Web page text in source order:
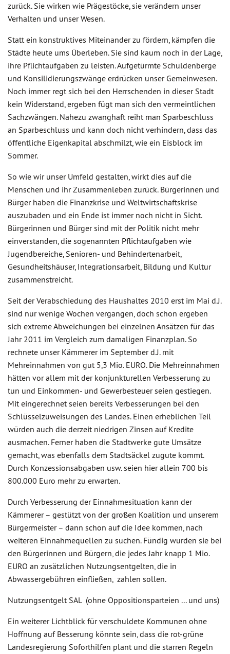
zurück. Sie wirken wie Prägestöcke, sie verändern unser
Verhalten und unser Wesen.
Statt ein konstruktives Miteinander zu fördern, kämpfen die
Städte heute ums Überleben. Sie sind kaum noch in der Lage,
ihre Pflichtaufgaben zu leisten. Aufgetürmte Schuldenberge
und Konsilidierungszwänge erdrücken unser Gemeinwesen.
Noch immer regt sich bei den Herrschenden in dieser Stadt
kein Widerstand, ergeben fügt man sich den vermeintlichen
Sachzwängen. Nahezu zwanghaft reiht man Sparbeschluss
an Sparbeschluss und kann doch nicht verhindern, dass das
öffentliche Eigenkapital abschmilzt, wie ein Eisblock im
Sommer.
So wie wir unser Umfeld gestalten, wirkt dies auf die
Menschen und ihr Zusammenleben zurück. Bürgerinnen und
Bürger haben die Finanzkrise und Weltwirtschaftskrise
auszubaden und ein Ende ist immer noch nicht in Sicht.
Bürgerinnen und Bürger sind mit der Politik nicht mehr
einverstanden, die sogenannten Pflichtaufgaben wie
Jugendbereiche, Senioren- und Behindertenarbeit,
Gesundheitshäuser, Integrationsarbeit, Bildung und Kultur
zusammenstreicht.
Seit der Verabschiedung des Haushaltes 2010 erst im Mai d.J.
sind nur wenige Wochen vergangen, doch schon ergeben
sich extreme Abweichungen bei einzelnen Ansätzen für das
Jahr 2011 im Vergleich zum damaligen Finanzplan. So
rechnete unser Kämmerer im September d.J. mit
Mehreinnahmen von gut 5,3 Mio. EURO. Die Mehreinnahmen
hätten vor allem mit der konjunkturellen Verbesserung zu
tun und Einkommen- und Gewerbesteuer seien gestiegen.
Mit eingerechnet seien bereits Verbesserungen bei den
Schlüsselzuweisungen des Landes. Einen erheblichen Teil
würden auch die derzeit niedrigen Zinsen auf Kredite
ausmachen. Ferner haben die Stadtwerke gute Umsätze
gemacht, was ebenfalls dem Stadtsäckel zugute kommt.
Durch Konzessionsabgaben usw. seien hier allein 700 bis
800.000 Euro mehr zu erwarten.
Durch Verbesserung der Einnahmesituation kann der
Kämmerer – gestützt von der großen Koalition und unserem
Bürgermeister – dann schon auf die Idee kommen, nach
weiteren Einnahmequellen zu suchen. Fündig wurden sie bei
den Bürgerinnen und Bürgern, die jedes Jahr knapp 1 Mio.
EURO an zusätzlichen Nutzungsentgelten, die in
Abwassergebühren einfließen, zahlen sollen.
Nutzungsentgelt SAL (ohne Oppositionsparteien ... und uns)
Ein weiterer Lichtblick für verschuldete Kommunen ohne
Hoffnung auf Besserung könnte sein, dass die rot-grüne
Landesregierung Soforthilfen plant und die starren Regeln